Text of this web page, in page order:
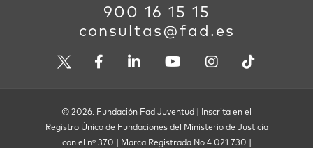
900 16 15 15
consultas@fad.es
© 2026. Fundación Fad Juventud | Inscrita en el
Registro Único de Fundaciones del Ministerio de Justicia
con el nº 370 | Marca Registrada No 4.021.730 |